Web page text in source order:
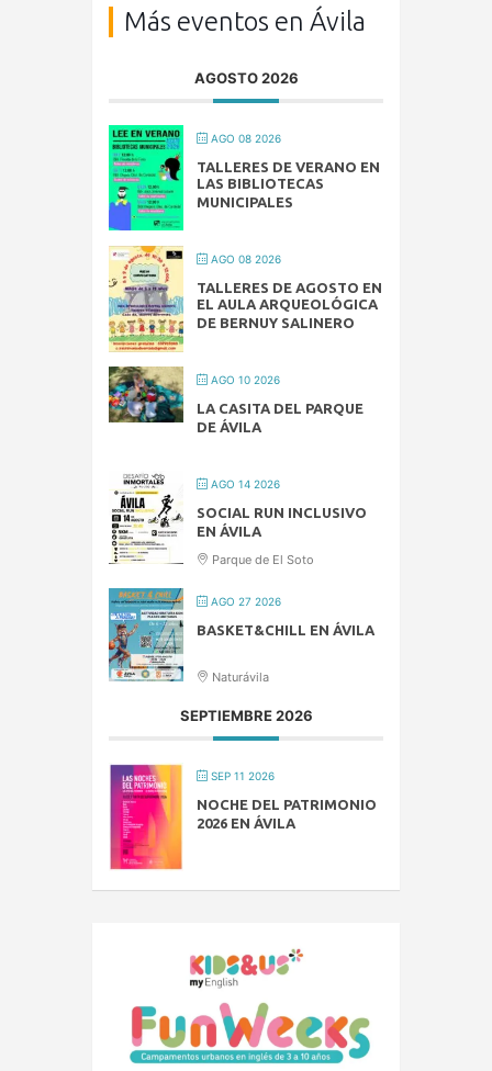
Más eventos en Ávila
AGOSTO 2026
AGO 08 2026
TALLERES DE VERANO EN
LAS BIBLIOTECAS
MUNICIPALES
AGO 08 2026
TALLERES DE AGOSTO EN
EL AULA ARQUEOLÓGICA
DE BERNUY SALINERO
AGO 10 2026
LA CASITA DEL PARQUE
DE ÁVILA
AGO 14 2026
SOCIAL RUN INCLUSIVO
EN ÁVILA
Parque de El Soto
AGO 27 2026
BASKET&CHILL EN ÁVILA
Naturávila
SEPTIEMBRE 2026
SEP 11 2026
NOCHE DEL PATRIMONIO
2026 EN ÁVILA